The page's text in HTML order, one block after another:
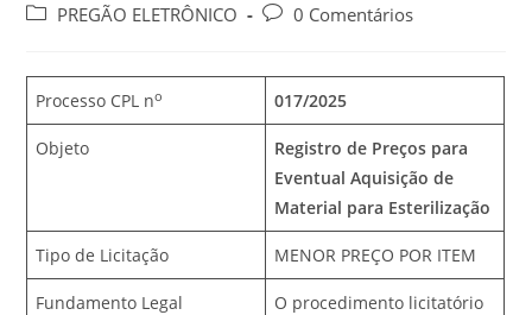
PREGÃO ELETRÔNICO
0 Comentários
Processo CPL no 017/2025
Objeto
Registro de Preços para
Eventual Aquisição de
Material para Esterilização
Tipo de Licitação MENOR PREÇO POR ITEM
Fundamento Legal
O procedimento licitatório